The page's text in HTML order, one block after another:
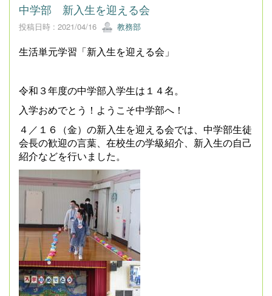
中学部 新入生を迎える会
投稿日時 : 2021/04/16 教務部
生活単元学習「新入生を迎える会」
令和３年度の中学部入学生は１４名。
入学おめでとう！ようこそ中学部へ！
４／１６（金）の新入生を迎える会では、中学部生徒
会長の歓迎の言葉、在校生の学級紹介、新入生の自己
紹介などを行いました。